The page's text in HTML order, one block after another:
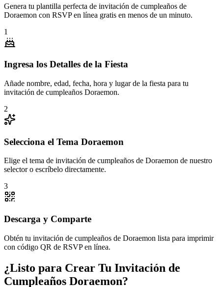
Genera tu plantilla perfecta de invitación de cumpleaños de
Doraemon con RSVP en línea gratis en menos de un minuto.
1
Ingresa los Detalles de la Fiesta
Añade nombre, edad, fecha, hora y lugar de la fiesta para tu
invitación de cumpleaños Doraemon.
2
Selecciona el Tema Doraemon
Elige el tema de invitación de cumpleaños de Doraemon de nuestro
selector o escríbelo directamente.
3
Descarga y Comparte
Obtén tu invitación de cumpleaños de Doraemon lista para imprimir
con código QR de RSVP en línea.
¿Listo para Crear Tu Invitación de
Cumpleaños Doraemon?